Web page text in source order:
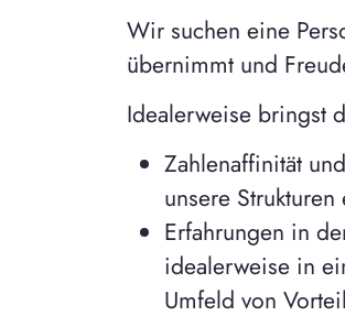
Wir suchen eine
übernimmt und
Idealerweise bringst
Zahlenaffinität
unsere
Erfahrungen in
idealerweise in
Umfeld von Vorteil